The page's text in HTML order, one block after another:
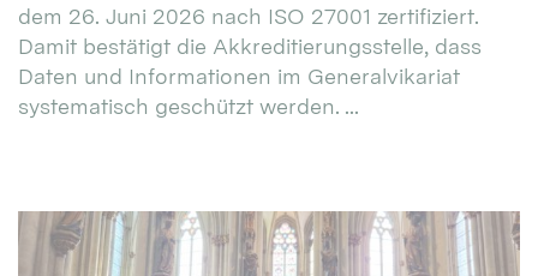
dem 26. Juni 2026 nach ISO 27001 zertifiziert.
Damit bestätigt die Akkreditierungsstelle, dass
Daten und Informationen im Generalvikariat
systematisch geschützt werden. ...